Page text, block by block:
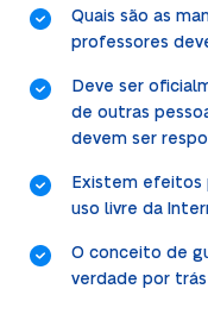
Quais são as
professores
Deve ser
de outras
devem ser
Existem efeitos
uso livre da
O conceito de
verdade por